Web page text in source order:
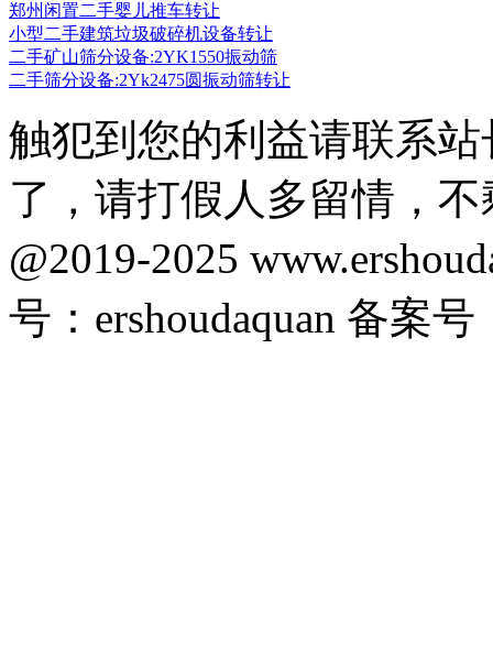
郑州闲置二手婴儿推车转让
小型二手建筑垃圾破碎机设备转让
二手矿山筛分设备:2YK1550振动筛
二手筛分设备:2Yk2475圆振动筛转让
触犯到您的利益请联系
了，请打假人多留情，
@2019-2025
号：ershoudaquan 备案